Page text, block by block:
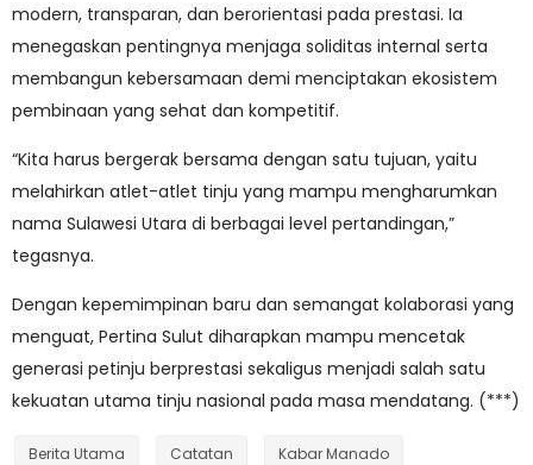
modern, transparan, dan berorientasi pada prestasi. Ia
menegaskan pentingnya menjaga soliditas internal serta
membangun kebersamaan demi menciptakan ekosistem
pembinaan yang sehat dan kompetitif.
“Kita harus bergerak bersama dengan satu tujuan, yaitu
melahirkan atlet-atlet tinju yang mampu mengharumkan
nama Sulawesi Utara di berbagai level pertandingan,”
tegasnya.
Dengan kepemimpinan baru dan semangat kolaborasi yang
menguat, Pertina Sulut diharapkan mampu mencetak
generasi petinju berprestasi sekaligus menjadi salah satu
kekuatan utama tinju nasional pada masa mendatang. (***)
Berita Utama Catatan Kabar Manado